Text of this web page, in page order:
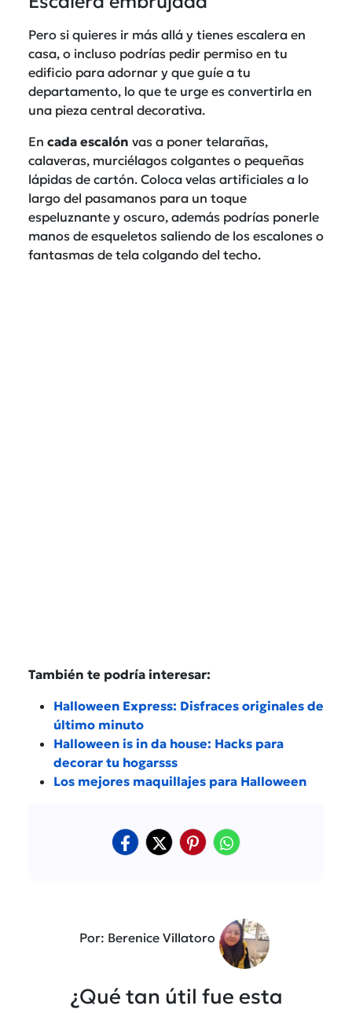
Pero si quieres ir más allá y tienes escalera en
casa, o incluso podrías pedir permiso en tu
edificio para adornar y que guíe a tu
departamento, lo que te urge es convertirla en
una pieza central decorativa.
En cada escalón vas a poner telarañas,
calaveras, murciélagos colgantes o pequeñas
lápidas de cartón. Coloca velas artificiales a lo
largo del pasamanos para un toque
espeluznante y oscuro, además podrías ponerle
manos de esqueletos saliendo de los escalones o
fantasmas de tela colgando del techo.
También te podría interesar:
Halloween Express: Disfraces originales de
último minuto
Halloween is in da house: Hacks para
decorar tu hogarsss
Los mejores maquillajes para Halloween
Por: Berenice Villatoro
¿Qué tan útil fue esta